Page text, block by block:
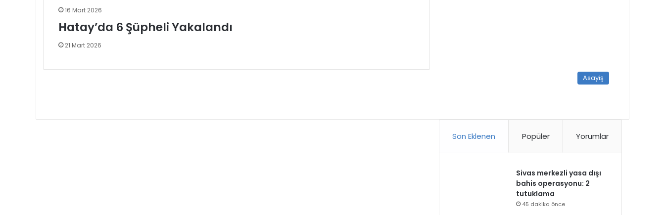
16 Mart 2026
Hatay’da 6 Şüpheli Yakalandı
21 Mart 2026
Asayiş
Son Eklenen Popüler Yorumlar
Sivas merkezli yasa dışı
bahis operasyonu: 2
tutuklama
45 dakika önce